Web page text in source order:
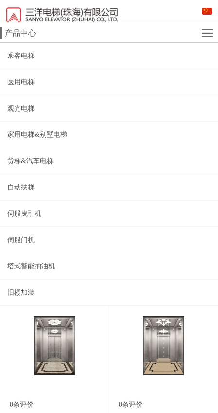
产品中心
乘客电梯
医用电梯
观光电梯
家用电梯&别墅电梯
货梯&汽车电梯
自动扶梯
伺服曳引机
伺服门机
塔式智能抽油机
旧楼加装
0条评价 0条评价